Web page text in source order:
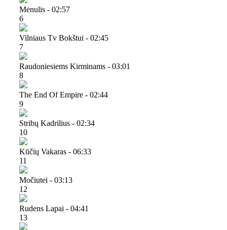
Mėnulis - 02:57
6
Vilniaus Tv Bokštui - 02:45
7
Raudoniesiems Kirminams - 03:01
8
The End Of Empire - 02:44
9
Stribų Kadrilius - 02:34
10
Kūčių Vakaras - 06:33
11
Močiutei - 03:13
12
Rudens Lapai - 04:41
13